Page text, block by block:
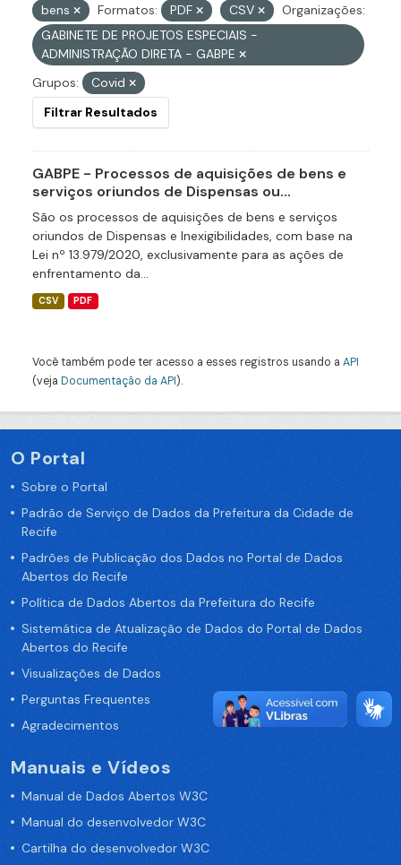
bens
Formatos: PDF CSV
Organizações:
GABINETE DE PROJETOS ESPECIAIS -
ADMINISTRAÇÃO DIRETA - GABPE
Grupos:
Covid
Filtrar Resultados
GABPE - Processos de aquisições de bens e
serviços oriundos de Dispensas ou...
São os processos de aquisições de bens e serviços
oriundos de Dispensas e Inexigibilidades, com base na
Lei nº 13.979/2020, exclusivamente para as ações de
enfrentamento da...
CSV PDF
Você também pode ter acesso a esses registros usando a API
(veja Documentação da API).
O Portal
Sobre o Portal
Padrão de Serviço de Dados da Prefeitura da Cidade de
Recife
Padrões de Publicação dos Dados no Portal de Dados
Abertos do Recife
Política de Dados Abertos da Prefeitura do Recife
Sistemática de Atualização de Dados do Portal de Dados
Abertos do Recife
Visualizações de Dados
Perguntas Frequentes
Agradecimentos
Manuais e Vídeos
Manual de Dados Abertos W3C
Manual do desenvolvedor W3C
Cartilha do desenvolvedor W3C